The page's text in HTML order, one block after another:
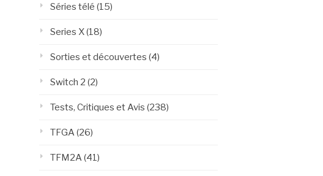
Séries télé (15)
Series X(18)
Sorties et découvertes (4)
Switch 2 (2)
Tests, Critiques et Avis (238)
TFGA (26)
TFM2A (41)